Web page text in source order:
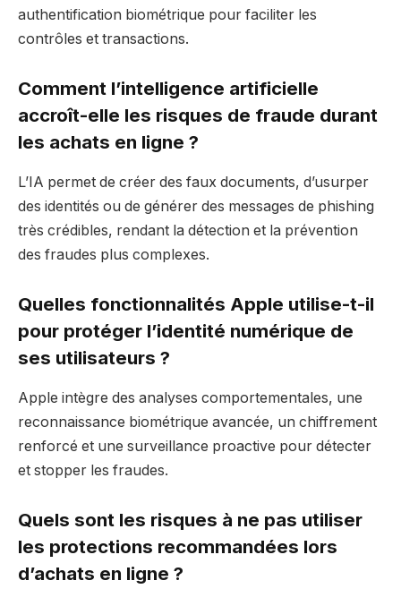
authentification biométrique pour faciliter les
contrôles et transactions.
Comment l’intelligence artificielle
accroît-elle les risques de fraude durant
les achats en ligne ?
L’IA permet de créer des faux documents, d’usurper
des identités ou de générer des messages de phishing
très crédibles, rendant la détection et la prévention
des fraudes plus complexes.
Quelles fonctionnalités Apple utilise-t-il
pour protéger l’identité numérique de
ses utilisateurs ?
Apple intègre des analyses comportementales, une
reconnaissance biométrique avancée, un chiffrement
renforcé et une surveillance proactive pour détecter
et stopper les fraudes.
Quels sont les risques à ne pas utiliser
les protections recommandées lors
d’achats en ligne ?